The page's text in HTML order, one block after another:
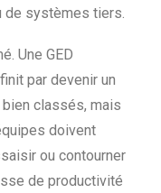
de systèmes tiers.
Une GED
par devenir un
classés, mais
doivent
ou contourner
de productivité